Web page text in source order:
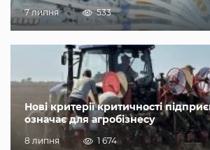
7 липня 533
Нові критерії критичності
означає для агробізнесу
8 липня 1 674